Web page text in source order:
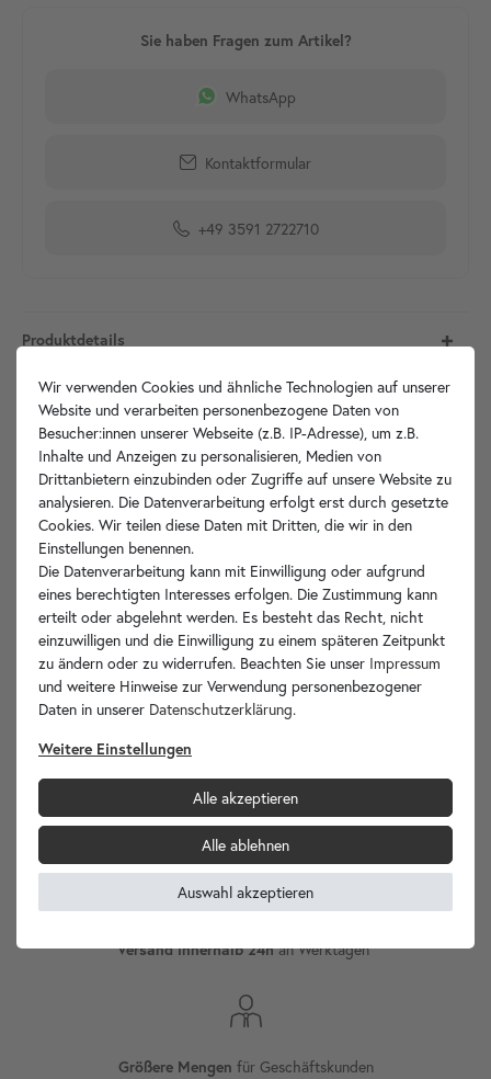
WhatsApp
Kontaktformular
+49 3591 2722710
Produktdetails
Artikelbeschreibung
Hersteller-Info
Ihre Vorteile
wohnfreuden.de -
Ihr Spezialist für Waschbecken Unikate!
InternationalerVersand
Versand innerhalb 24han Werktagen¹
Größere Mengen für Geschäftskunden
Wir verwenden Cookies und ähnliche Technologien auf unserer
Website und verarbeiten personenbezogene Daten von
Besucher:innen unserer Webseite (z.B. IP-Adresse), um z.B.
Inhalte und Anzeigen zu personalisieren, Medien von
Drittanbietern einzubinden oder Zugriffe auf unsere Website zu
analysieren. Die Datenverarbeitung erfolgt erst durch gesetzte
Cookies. Wir teilen diese Daten mit Dritten, die wir in den
Einstellungen benennen.
Die Datenverarbeitung kann mit Einwilligung oder aufgrund
eines berechtigten Interesses erfolgen. Die Zustimmung kann
erteilt oder abgelehnt werden. Es besteht das Recht, nicht
einzuwilligen und die Einwilligung zu einem späteren Zeitpunkt
zu ändern oder zu widerrufen. Beachten Sie unser Impressum
und weitere Hinweise zur Verwendung personenbezogener
Daten in unserer Daten­schutz­erklärung.
Weitere Einstellungen
Alle akzeptieren
Alle ablehnen
Auswahl akzeptieren